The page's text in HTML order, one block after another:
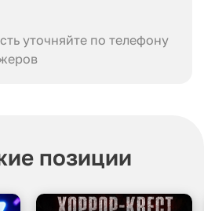
уточняйте по телефону
позиции